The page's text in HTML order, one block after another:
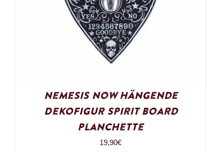
Nemesis Now Hängende
Dekofigur Spirit Board
Planchette
19,90€